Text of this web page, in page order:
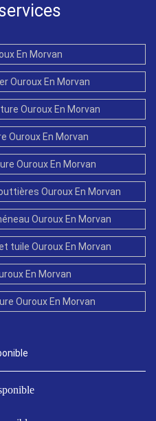
En Morvan
Ouroux En Morvan
Ouroux En Morvan
Ouroux En Morvan
Ouroux En Morvan
Ouroux En Morvan
Ouroux En Morvan
tuile Ouroux En Morvan
En Morvan
Ouroux En Morvan